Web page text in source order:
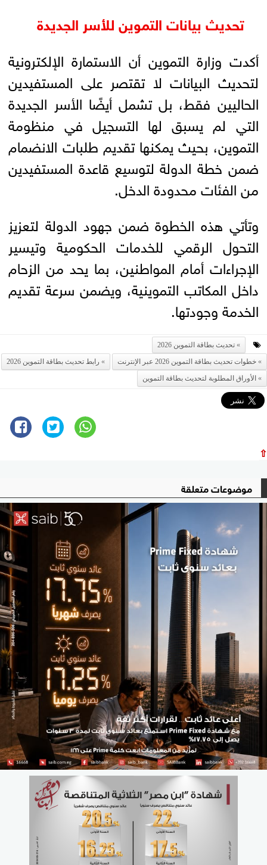
تحديث بيانات التموين للأسر الجديدة
أكدت وزارة التموين أن الاستمارة الإلكترونية
لتحديث البيانات لا تقتصر على المستفيدين
الحاليين فقط، بل تشمل أيضًا الأسر الجديدة
التي لم يسبق لها التسجيل في منظومة
التموين، بحيث يمكنها تقديم طلبات الانضمام
ضمن خطة الدولة لتوسيع قاعدة المستفيدين
من الفئات محدودة الدخل.
وتأتي هذه الخطوة ضمن جهود الدولة لتعزيز
التحول الرقمي للخدمات الحكومية وتيسير
الإجراءات أمام المواطنين، بما يحد من الزحام
داخل المكاتب التموينية، ويضمن سرعة تقديم
الخدمة وجودتها.
تحديث بطاقة التموين 2026
خطوات تحديث بطاقة التموين 2026 عبر الإنترنت
رابط تحديث بطاقة التموين 2026
الأوراق المطلوبة لتحديث بطاقة التموين
⇧
موضوعات متعلقة